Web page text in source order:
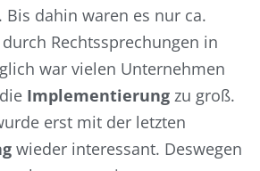
Bis dahin waren es nur ca.
durch Rechtssprechungen in
war vielen Unternehmen
Implementierung zu groß.
erst mit der letzten
wieder interessant. Deswegen